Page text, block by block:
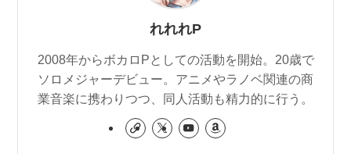
れれれP
2008年からボカロPとしての活動を開始。20歳で
ソロメジャーデビュー。アニメやラノベ関連の商
業音楽に携わりつつ、同人活動も精力的に行う。